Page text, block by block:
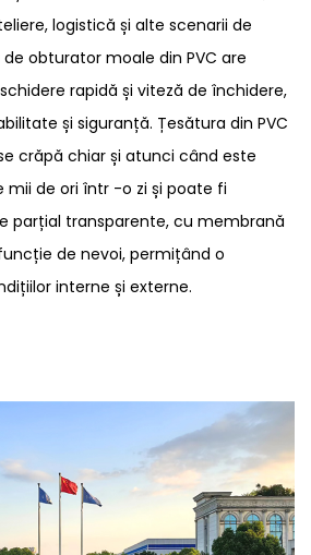
logistică și alte scenarii de
obturator moale din PVC are
rapidă și viteză de închidere,
și siguranță. Țesătura din PVC
crăpă chiar și atunci când este
mii de ori într -o zi și poate fi
parțial transparente, cu membrană
de nevoi, permițând o
interne și externe.